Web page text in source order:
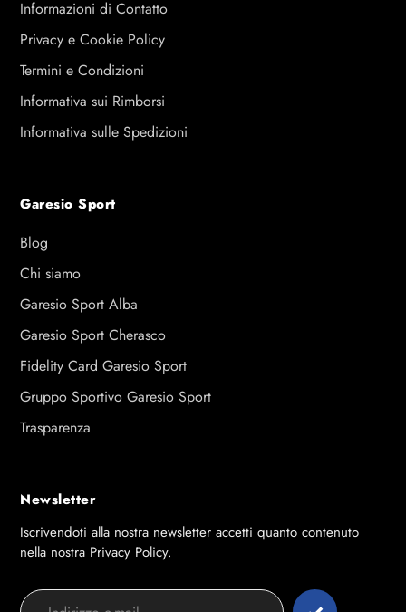
Informazioni di Contatto
Privacy e Cookie Policy
Termini e Condizioni
Informativa sui Rimborsi
Informativa sulle Spedizioni
Garesio Sport
Blog
Chi siamo
Garesio Sport Alba
Garesio Sport Cherasco
Fidelity Card Garesio Sport
Gruppo Sportivo Garesio Sport
Trasparenza
Newsletter
Iscrivendoti alla nostra newsletter accetti quanto contenuto
nella nostra Privacy Policy.